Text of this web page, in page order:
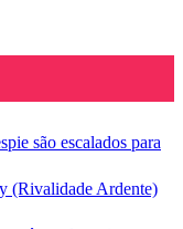
são escalados para
(Rivalidade Ardente)